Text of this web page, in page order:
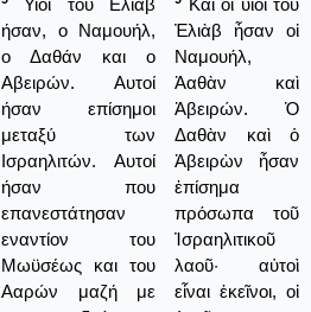
Υιοί του Ελιάβ
ήσαν, ο Ναμουήλ,
ο Δαθάν και ο
Αβειρών. Αυτοί
ήσαν επίσημοι
μεταξύ των
Ισραηλιτών. Αυτοί
ήσαν που
επανεστάτησαν
εναντίον του
Μωϋσέως και του
Ααρών μαζή με
Καὶ οἱ υἱοὶ τοῦ
Ἐλιὰβ ἦσαν οἱ
Ναμουήλ,
Ἀαθὰν καὶ
Ἀβειρών. Ὁ
Δαθὰν καὶ ὁ
Ἀβειρὼν ἦσαν
ἐπίσημα
πρόσωπα τοῦ
Ἰσραηλιτικοῦ
λαοῦ· αὐτοὶ
εἶναι ἐκεῖνοι, οἱ